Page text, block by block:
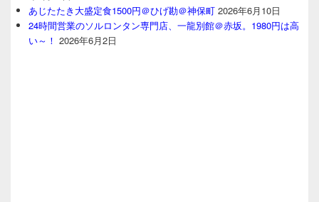
あじたたき大盛定食1500円＠ひげ勘＠神保町 2026年6月10日
24時間営業のソルロンタン専門店、一龍別館＠赤坂。1980円は高
い～！ 2026年6月2日